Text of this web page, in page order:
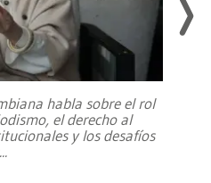
habla sobre el rol
el derecho al
y los desafíos
...